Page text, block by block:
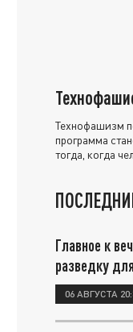
Технофашизм
программа
тогда, когда
Главное к
разведку
06 АВГУСТА